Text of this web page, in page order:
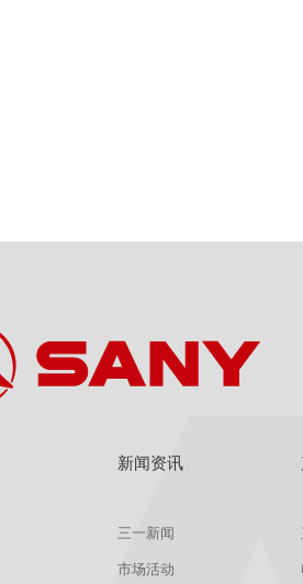
新闻资讯
三一新闻
市场活动